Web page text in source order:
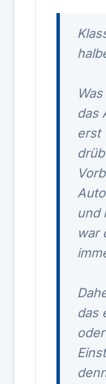
das
erst
und
war
das